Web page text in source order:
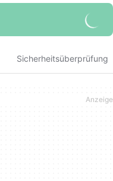
Sicherheitsüberprüfung